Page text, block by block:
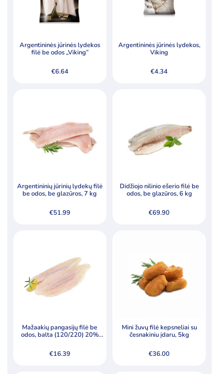
Šaldytos daržovės ir jų mišiniai
Šaldytos jūrų gėrybės, krabų lazdelės
Šaldytos uogos, vaisiai
Tešla, duonos ir pyrago gaminiai
Filtruoti Kaina:€1—€89
Akcija Naujiena
Argentininės jūrinės lydekos
filė be odos „Viking”
€6.64
Argentininės jūrinės lydekos,
Viking
€4.34
Argentininių jūrinių lydekų filė
be odos, be glazūros, 7 kg
€51.99
Didžiojo nilinio ešerio filė be
odos, be glazūros, 6 kg
€69.90
Mažaakių pangasijų filė be
odos, balta (120/220) 20%
€16.39
Mini žuvų filė kepsneliai su
česnakiniu įdaru, 5kg
€36.00